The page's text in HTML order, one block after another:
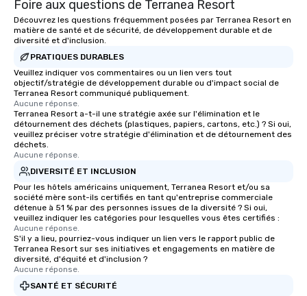
Foire aux questions de Terranea Resort
Découvrez les questions fréquemment posées par Terranea Resort en
matière de santé et de sécurité, de développement durable et de
diversité et d'inclusion.
PRATIQUES DURABLES
Veuillez indiquer vos commentaires ou un lien vers tout
objectif/stratégie de développement durable ou d'impact social de
Terranea Resort communiqué publiquement.
Aucune réponse.
Terranea Resort a-t-il une stratégie axée sur l'élimination et le
détournement des déchets (plastiques, papiers, cartons, etc.) ? Si oui,
veuillez préciser votre stratégie d'élimination et de détournement des
déchets.
Aucune réponse.
DIVERSITÉ ET INCLUSION
Pour les hôtels américains uniquement, Terranea Resort et/ou sa
société mère sont-ils certifiés en tant qu'entreprise commerciale
détenue à 51 % par des personnes issues de la diversité ? Si oui,
veuillez indiquer les catégories pour lesquelles vous êtes certifiés :
Aucune réponse.
S'il y a lieu, pourriez-vous indiquer un lien vers le rapport public de
Terranea Resort sur ses initiatives et engagements en matière de
diversité, d'équité et d'inclusion ?
Aucune réponse.
SANTÉ ET SÉCURITÉ